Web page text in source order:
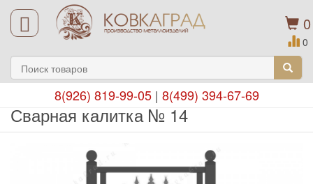
0
0
8(926) 819-99-05| 8(499) 394-67-69
Сварная калитка № 14